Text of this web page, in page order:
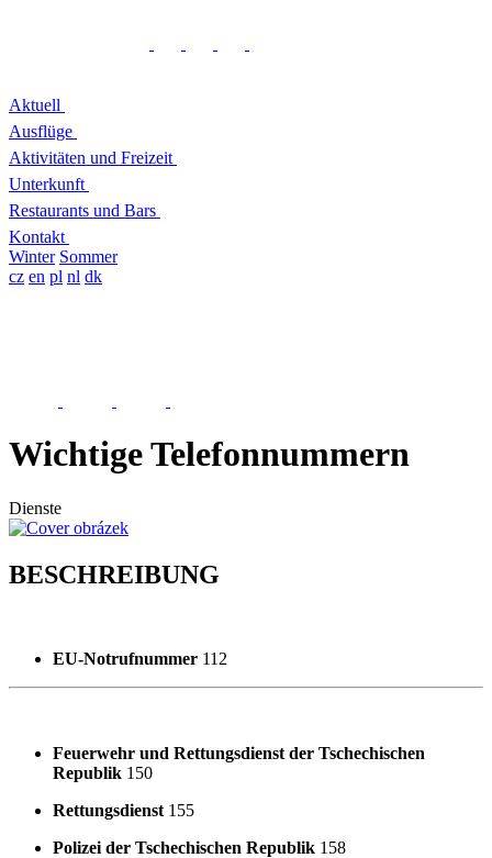
Aktuell
Ausflüge
Aktivitäten und Freizeit
Unterkunft
Restaurants und Bars
Kontakt
Winter Sommer
cz en pl nl dk
Wichtige Telefonnummern
Dienste
BESCHREIBUNG
EU-Notrufnummer 112
Feuerwehr und Rettungsdienst der Tschechischen
Republik 150
Rettungsdienst 155
Polizei der Tschechischen Republik 158